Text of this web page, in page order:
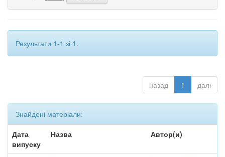
Результати 1-1 зі 1.
назад 1 далі
Знайдені матеріали:
Дата
випуску
Назва Автор(и)